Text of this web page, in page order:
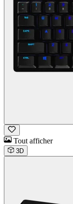
Tout afficher
3D